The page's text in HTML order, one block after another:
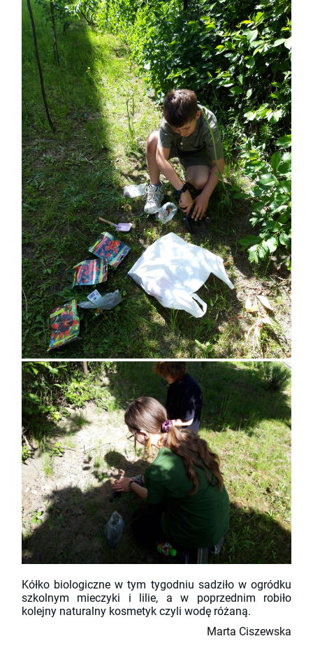
Kółko biologiczne w tym tygodniu sadziło w ogródku
szkolnym mieczyki i lilie, a w poprzednim robiło
kolejny naturalny kosmetyk czyli wodę różaną.
Marta Ciszewska